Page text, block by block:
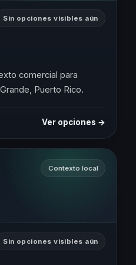
Sin opciones visibles aún
comercial para
Puerto Rico.
Ver opciones →
Contexto local
Sin opciones visibles aún